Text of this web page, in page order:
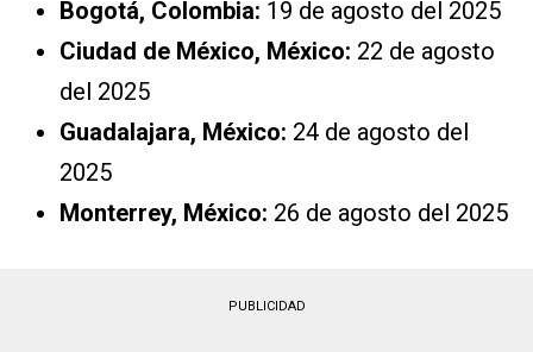
Bogotá, Colombia: 19 de agosto del 2025
Ciudad de México, México: 22 de agosto
del 2025
Guadalajara, México: 24 de agosto del
2025
Monterrey, México: 26 de agosto del 2025
PUBLICIDAD